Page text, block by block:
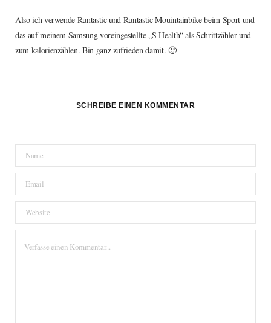
Also ich verwende Runtastic und Runtastic Mouintainbike beim Sport und
das auf meinem Samsung voreingestellte „S Health“ als Schrittzähler und
zum kalorienzählen. Bin ganz zufrieden damit. 🙂
SCHREIBE EINEN KOMMENTAR